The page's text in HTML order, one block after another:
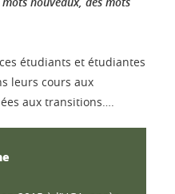
étudiants et étudiantes
leurs cours aux
aux transitions….